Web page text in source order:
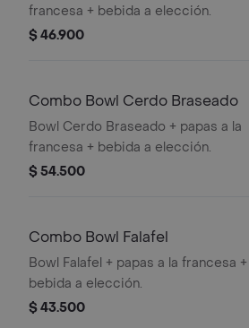
francesa + bebida a elección.
$ 46.900
Combo Bowl Cerdo Braseado
Bowl Cerdo Braseado + papas a la
francesa + bebida a elección.
$ 54.500
Combo Bowl Falafel
Bowl Falafel + papas a la francesa +
bebida a elección.
$ 43.500